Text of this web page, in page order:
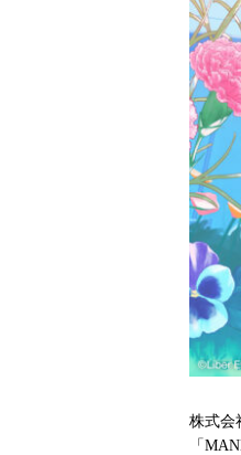
株式会
「